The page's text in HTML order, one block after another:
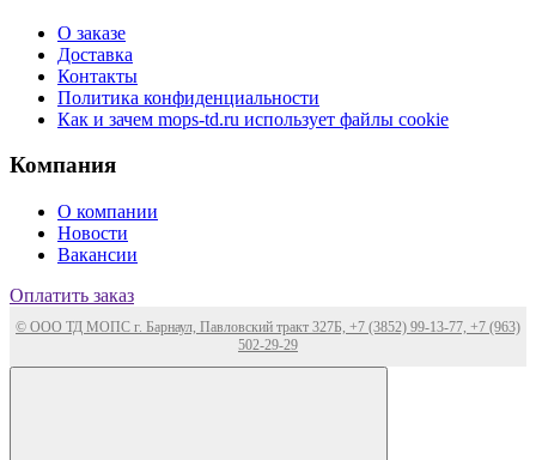
О заказе
Доставка
Контакты
Политика конфиденциальности
Как и зачем mops-td.ru использует файлы cookie
Компания
О компании
Новости
Вакансии
Оплатить заказ
© ООО ТД МОПС г. Барнаул, Павловский тракт 327Б, +7 (3852) 99-13-77, +7 (963)
502-29-29